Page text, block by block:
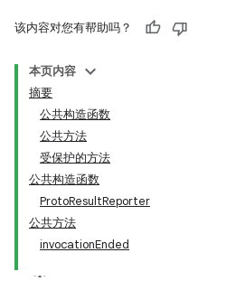
该内容对您有帮助吗？
本页内容
摘要
公共构造函数
公共方法
受保护的方法
公共构造函数
ProtoResultReporter
公共方法
invocationEnded